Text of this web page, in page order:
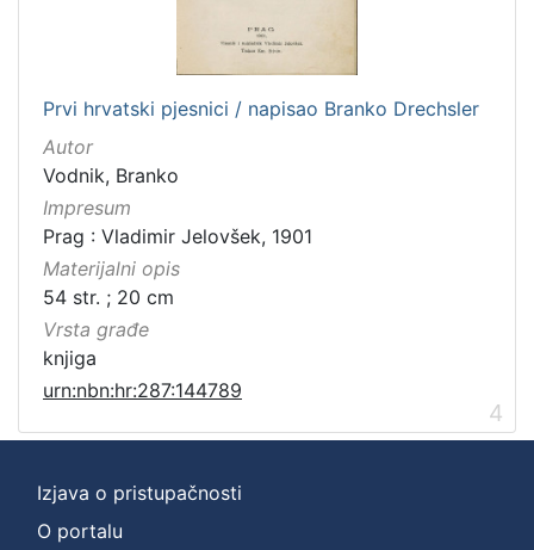
Prvi hrvatski pjesnici / napisao Branko Drechsler
Autor
Vodnik, Branko
Impresum
Prag : Vladimir Jelovšek, 1901
Materijalni opis
54 str. ; 20 cm
Vrsta građe
knjiga
urn:nbn:hr:287:144789
4
Izjava o pristupačnosti
O portalu